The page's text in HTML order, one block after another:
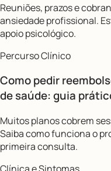
Reuniões, prazos e
ansiedade profissional.
apoio psicológico.
Percurso Clínico
Como pedir
de saúde: guia
Muitos planos cobrem
Saiba como funciona o
primeira consulta.